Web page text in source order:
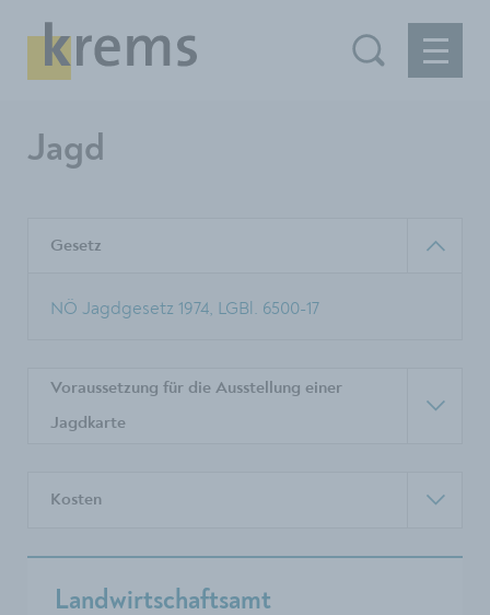
Jagd
Gesetz
NÖ Jagdgesetz 1974, LGBl. 6500-17
Voraussetzung für die Ausstellung einer
Jagdkarte
Kosten
Landwirtschaftsamt